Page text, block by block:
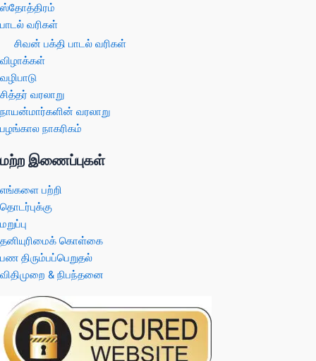
ஸ்தோத்திரம்
பாடல் வரிகள்
சிவன் பக்தி பாடல் வரிகள்
விழாக்கள்
வழிபாடு
சித்தர் வரலாறு
நாயன்மார்களின் வரலாறு
பழங்கால நாகரிகம்
மற்ற இணைப்புகள்
எங்களை பற்றி
தொடர்புக்கு
மறுப்பு
தனியுரிமைக் கொள்கை
பண திரும்பப்பெறுதல்
விதிமுறை & நிபந்தனை